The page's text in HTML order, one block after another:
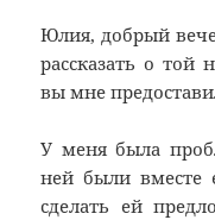
Юлия, добрый
рассказать о
вы мне
У меня была
ней были вместе
сделать ей